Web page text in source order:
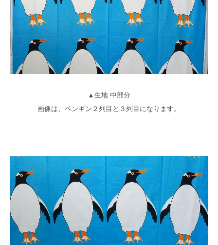
▲生地 中部分
画像は、ペンギン２列目と３列目になります。